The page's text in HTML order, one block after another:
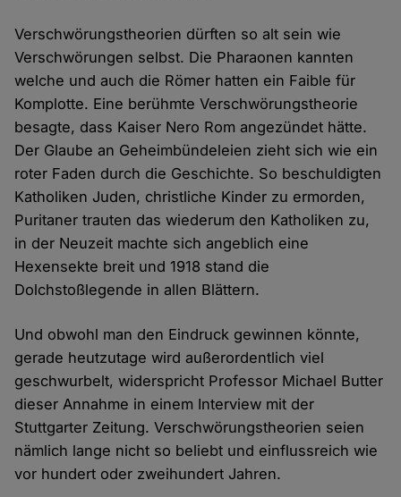
Verschwörungstheorien dürften so alt sein wie
Verschwörungen selbst. Die Pharaonen kannten
welche und auch die Römer hatten ein Faible für
Komplotte. Eine berühmte Verschwörungstheorie
besagte, dass Kaiser Nero Rom angezündet hätte.
Der Glaube an Geheimbündeleien zieht sich wie ein
roter Faden durch die Geschichte. So beschuldigten
Katholiken Juden, christliche Kinder zu ermorden,
Puritaner trauten das wiederum den Katholiken zu,
in der Neuzeit machte sich angeblich eine
Hexensekte breit und 1918 stand die
Dolchstoßlegende in allen Blättern.
Und obwohl man den Eindruck gewinnen könnte,
gerade heutzutage wird außerordentlich viel
geschwurbelt, widerspricht Professor Michael Butter
dieser Annahme in einem Interview mit der
Stuttgarter Zeitung. Verschwörungstheorien seien
nämlich lange nicht so beliebt und einflussreich wie
vor hundert oder zweihundert Jahren.